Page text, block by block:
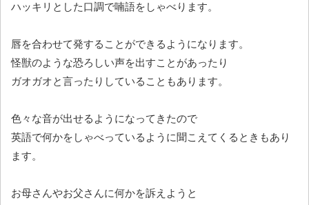
ハッキリとした口調で喃語をしゃべります。
唇を合わせて発することができるようになります。
怪獣のような恐ろしい声を出すことがあったり
ガオガオと言ったりしていることもあります。
色々な音が出せるようになってきたので
英語で何かをしゃべっているように聞こえてくるときもあり
ます。
お母さんやお父さんに何かを訴えようと